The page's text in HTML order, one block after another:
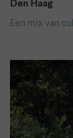
Den Haag
Een mix van